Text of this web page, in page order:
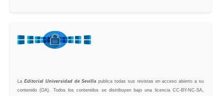
La Editorial Universidad de Sevilla publica todas sus revistas en acceso abierto a su
contenido (OA). Todos los contenidos se distribuyen bajo una licencia CC-BY-NC-SA,